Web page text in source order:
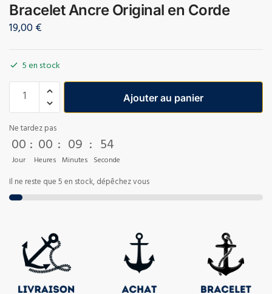
Bracelet Ancre Original en Corde
19,00€
5 en stock
Ajouter au panier
Ne tardez pas
00
Jour
: 00
Heures
: 09
Minutes
: 52
Seconde
Il ne reste que 5 en stock, dépêchez vous